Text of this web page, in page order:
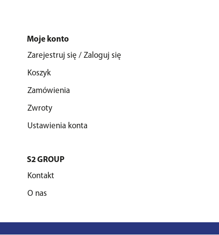
Moje konto
Zarejestruj się / Zaloguj się
Koszyk
Zamówienia
Zwroty
Ustawienia konta
S2 GROUP
Kontakt
O nas